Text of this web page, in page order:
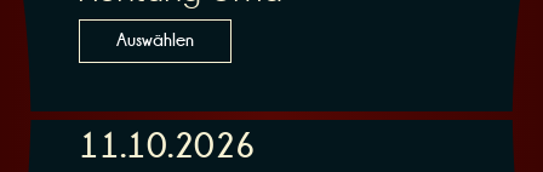
n
Auswählen
11.10.2026